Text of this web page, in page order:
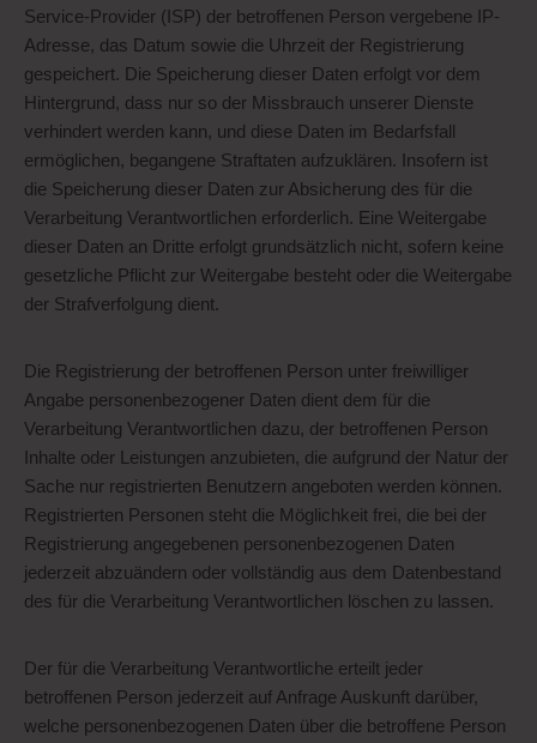
Service-Provider (ISP) der betroffenen Person vergebene IP-
Adresse, das Datum sowie die Uhrzeit der Registrierung
gespeichert. Die Speicherung dieser Daten erfolgt vor dem
Hintergrund, dass nur so der Missbrauch unserer Dienste
verhindert werden kann, und diese Daten im Bedarfsfall
ermöglichen, begangene Straftaten aufzuklären. Insofern ist
die Speicherung dieser Daten zur Absicherung des für die
Verarbeitung Verantwortlichen erforderlich. Eine Weitergabe
dieser Daten an Dritte erfolgt grundsätzlich nicht, sofern keine
gesetzliche Pflicht zur Weitergabe besteht oder die Weitergabe
der Strafverfolgung dient.
Die Registrierung der betroffenen Person unter freiwilliger
Angabe personenbezogener Daten dient dem für die
Verarbeitung Verantwortlichen dazu, der betroffenen Person
Inhalte oder Leistungen anzubieten, die aufgrund der Natur der
Sache nur registrierten Benutzern angeboten werden können.
Registrierten Personen steht die Möglichkeit frei, die bei der
Registrierung angegebenen personenbezogenen Daten
jederzeit abzuändern oder vollständig aus dem Datenbestand
des für die Verarbeitung Verantwortlichen löschen zu lassen.
Der für die Verarbeitung Verantwortliche erteilt jeder
betroffenen Person jederzeit auf Anfrage Auskunft darüber,
welche personenbezogenen Daten über die betroffene Person